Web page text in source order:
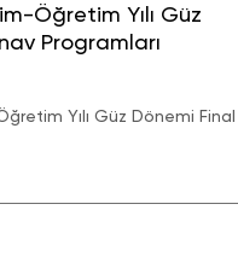
Öğretim Yılı Güz
Programları
Yılı Güz Dönemi Final